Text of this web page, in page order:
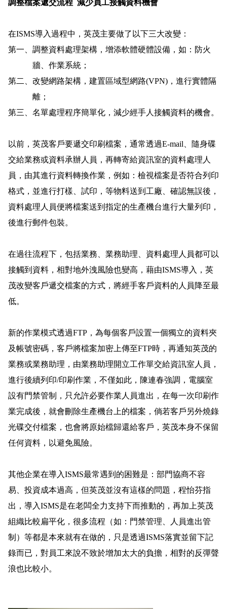
調整檔案遞交流程 減少員工接觸資料機會
在ISMS導入過程中，英茂主要做了以下三大改變：
第一、 調整資料處理架構，增添軟體硬體設備，如：防火
牆、作業系統；
第二、 改變網路架構，建置區域型網路(VPN)，進行實體隔
離；
第三、 名單處理程序簡單化，減少經手人接觸資料的機會。
以前，英茂客戶要遞交印刷檔案，通常透過E-mail 、隨身碟
交給業務或資料承辦人員，再轉寄給資訊室的資料處理人
員，由其進行資料轉換作業，例如：檢視檔案是否符合列印
格式，並進行打樣、試印，等物料送到工廠、確認無誤後，
資料處理人員便將檔案送到指定的生產機台進行大量列印，
後進行郵件包裝。
在過往流程下，包括業務、業務助理、資料處理人員都可以
接觸到資料，相對地外洩風險也變高，藉由ISMS導入，英
茂改變客戶遞交檔案的方式，將經手客戶資料的人員降至最
低。
新的作業模式透過FTP，為每個客戶設置一個獨立的資料夾
及帳號密碼，客戶將檔案加密上傳至FTP時，再通知英茂的
業務或業務助理，由業務助理開立工作單交給資訊室人員，
進行後續列印/印刷作業，不僅如此，陳連春強調，電腦室
設有門禁管制，只允許必要作業人員進出，在每一次印刷作
業完成後，就會刪除生產機台上的檔案，倘若客戶另外燒錄
光碟交付檔案，也會將原始檔歸還給客戶，英茂本身不保留
任何資料，以避免風險。
其他企業在導入ISMS最常遇到的困難是：部門協商不容
易、投資成本過高，但英茂並沒有這樣的問題，程怡芬指
出，導入ISMS是在老闆全力支持下而推動的，再加上英茂
組織比較扁平化，很多流程（如：門禁管理、人員進出管
制）等都是本來就有在做的，只是透過ISMS落實並留下記
錄而已，對員工來說不致於增加太大的負擔，相對的反彈聲
浪也比較小。